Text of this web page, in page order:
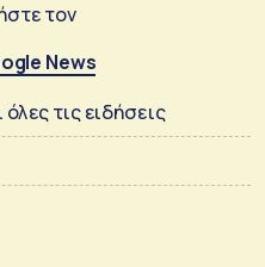
τον
News
τις ειδήσεις